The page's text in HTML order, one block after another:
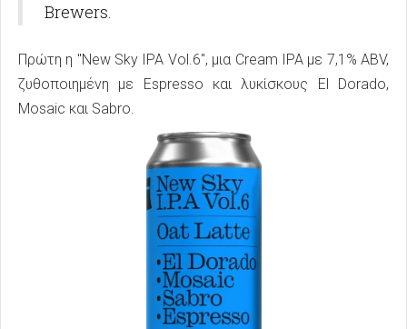
Brewers.
Πρώτη η "New Sky IPA Vol.6", μια Cream IPA με 7,1% ABV,
ζυθοποιημένη με Espresso και λυκίσκους El Dorado,
Mosaic και Sabro.